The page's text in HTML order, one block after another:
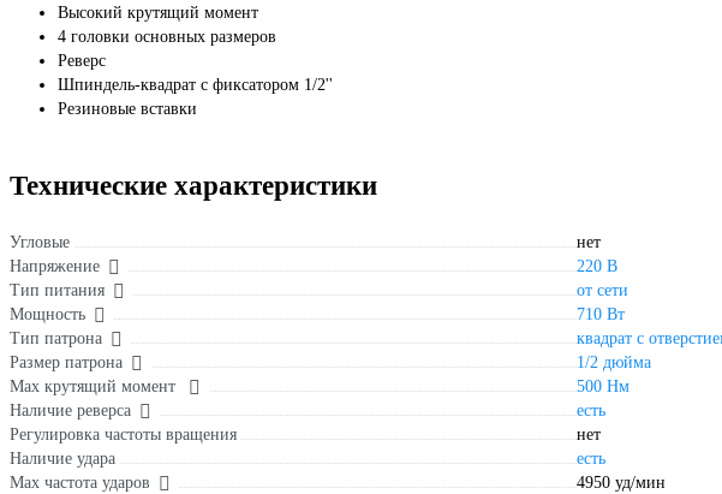
Высокий крутящий момент
4 головки основных размеров
Реверс
Шпиндель-квадрат с фиксатором 1/2''
Резиновые вставки
Технические характеристики
Угловые
нет
Напряжение
220 В
Тип питания
от сети
Мощность
710 Вт
Тип патрона
квадрат с
Размер патрона
1/2 дюйма
Max крутящий момент
500 Нм
Наличие реверса
есть
Регулировка частоты вращения
нет
Наличие удара
есть
Мах частота ударов
4950 уд/мин